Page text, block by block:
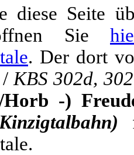
diese Seite
Sie
. Der dort
KBS 302d,
Horb -)